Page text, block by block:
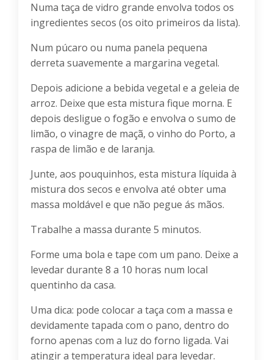
Numa taça de vidro grande envolva todos os
ingredientes secos (os oito primeiros da lista).
Num púcaro ou numa panela pequena
derreta suavemente a margarina vegetal.
Depois adicione a bebida vegetal e a geleia de
arroz. Deixe que esta mistura fique morna. E
depois desligue o fogão e envolva o sumo de
limão, o vinagre de maçã, o vinho do Porto, a
raspa de limão e de laranja.
Junte, aos pouquinhos, esta mistura líquida à
mistura dos secos e envolva até obter uma
massa moldável e que não pegue ás mãos.
Trabalhe a massa durante 5 minutos.
Forme uma bola e tape com um pano. Deixe a
levedar durante 8 a 10 horas num local
quentinho da casa.
Uma dica: pode colocar a taça com a massa e
devidamente tapada com o pano, dentro do
forno apenas com a luz do forno ligada. Vai
atingir a temperatura ideal para levedar.